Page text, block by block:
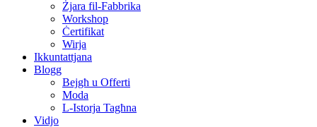
Żjara fil-Fabbrika
Workshop
Ċertifikat
Wirja
Ikkuntattjana
Blogg
Bejgħ u Offerti
Moda
L-Istorja Tagħna
Vidjo